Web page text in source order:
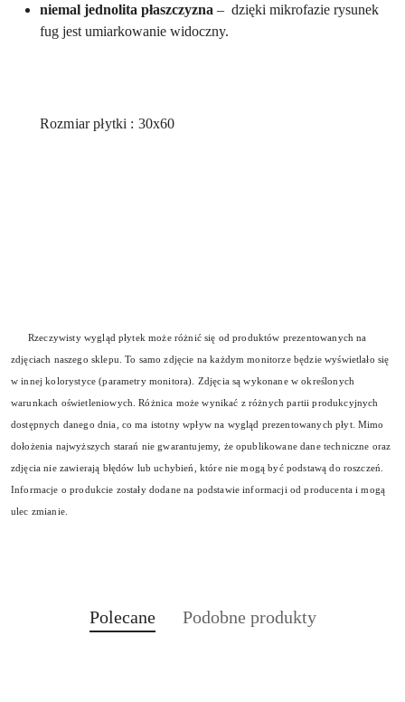
niemal jednolita płaszczyzna – dzięki mikrofazie rysunek
fug jest umiarkowanie widoczny.
Rozmiar płytki : 30x60
Rzeczywisty wygląd płytek może różnić się od produktów prezentowanych na
zdjęciach naszego sklepu. To samo zdjęcie na każdym monitorze będzie wyświetlało się
w innej kolorystyce (parametry monitora). Zdjęcia są wykonane w określonych
warunkach oświetleniowych. Różnica może wynikać z różnych partii produkcyjnych
dostępnych danego dnia, co ma istotny wpływ na wygląd prezentowanych płyt. Mimo
dołożenia najwyższych starań nie gwarantujemy, że opublikowane dane techniczne oraz
zdjęcia nie zawierają błędów lub uchybień, które nie mogą być podstawą do roszczeń.
Informacje o produkcie zostały dodane na podstawie informacji od producenta i mogą
ulec zmianie.
Pomiń karuzelę produktów
Produkty
Polecane
Produkty
Podobne produkty